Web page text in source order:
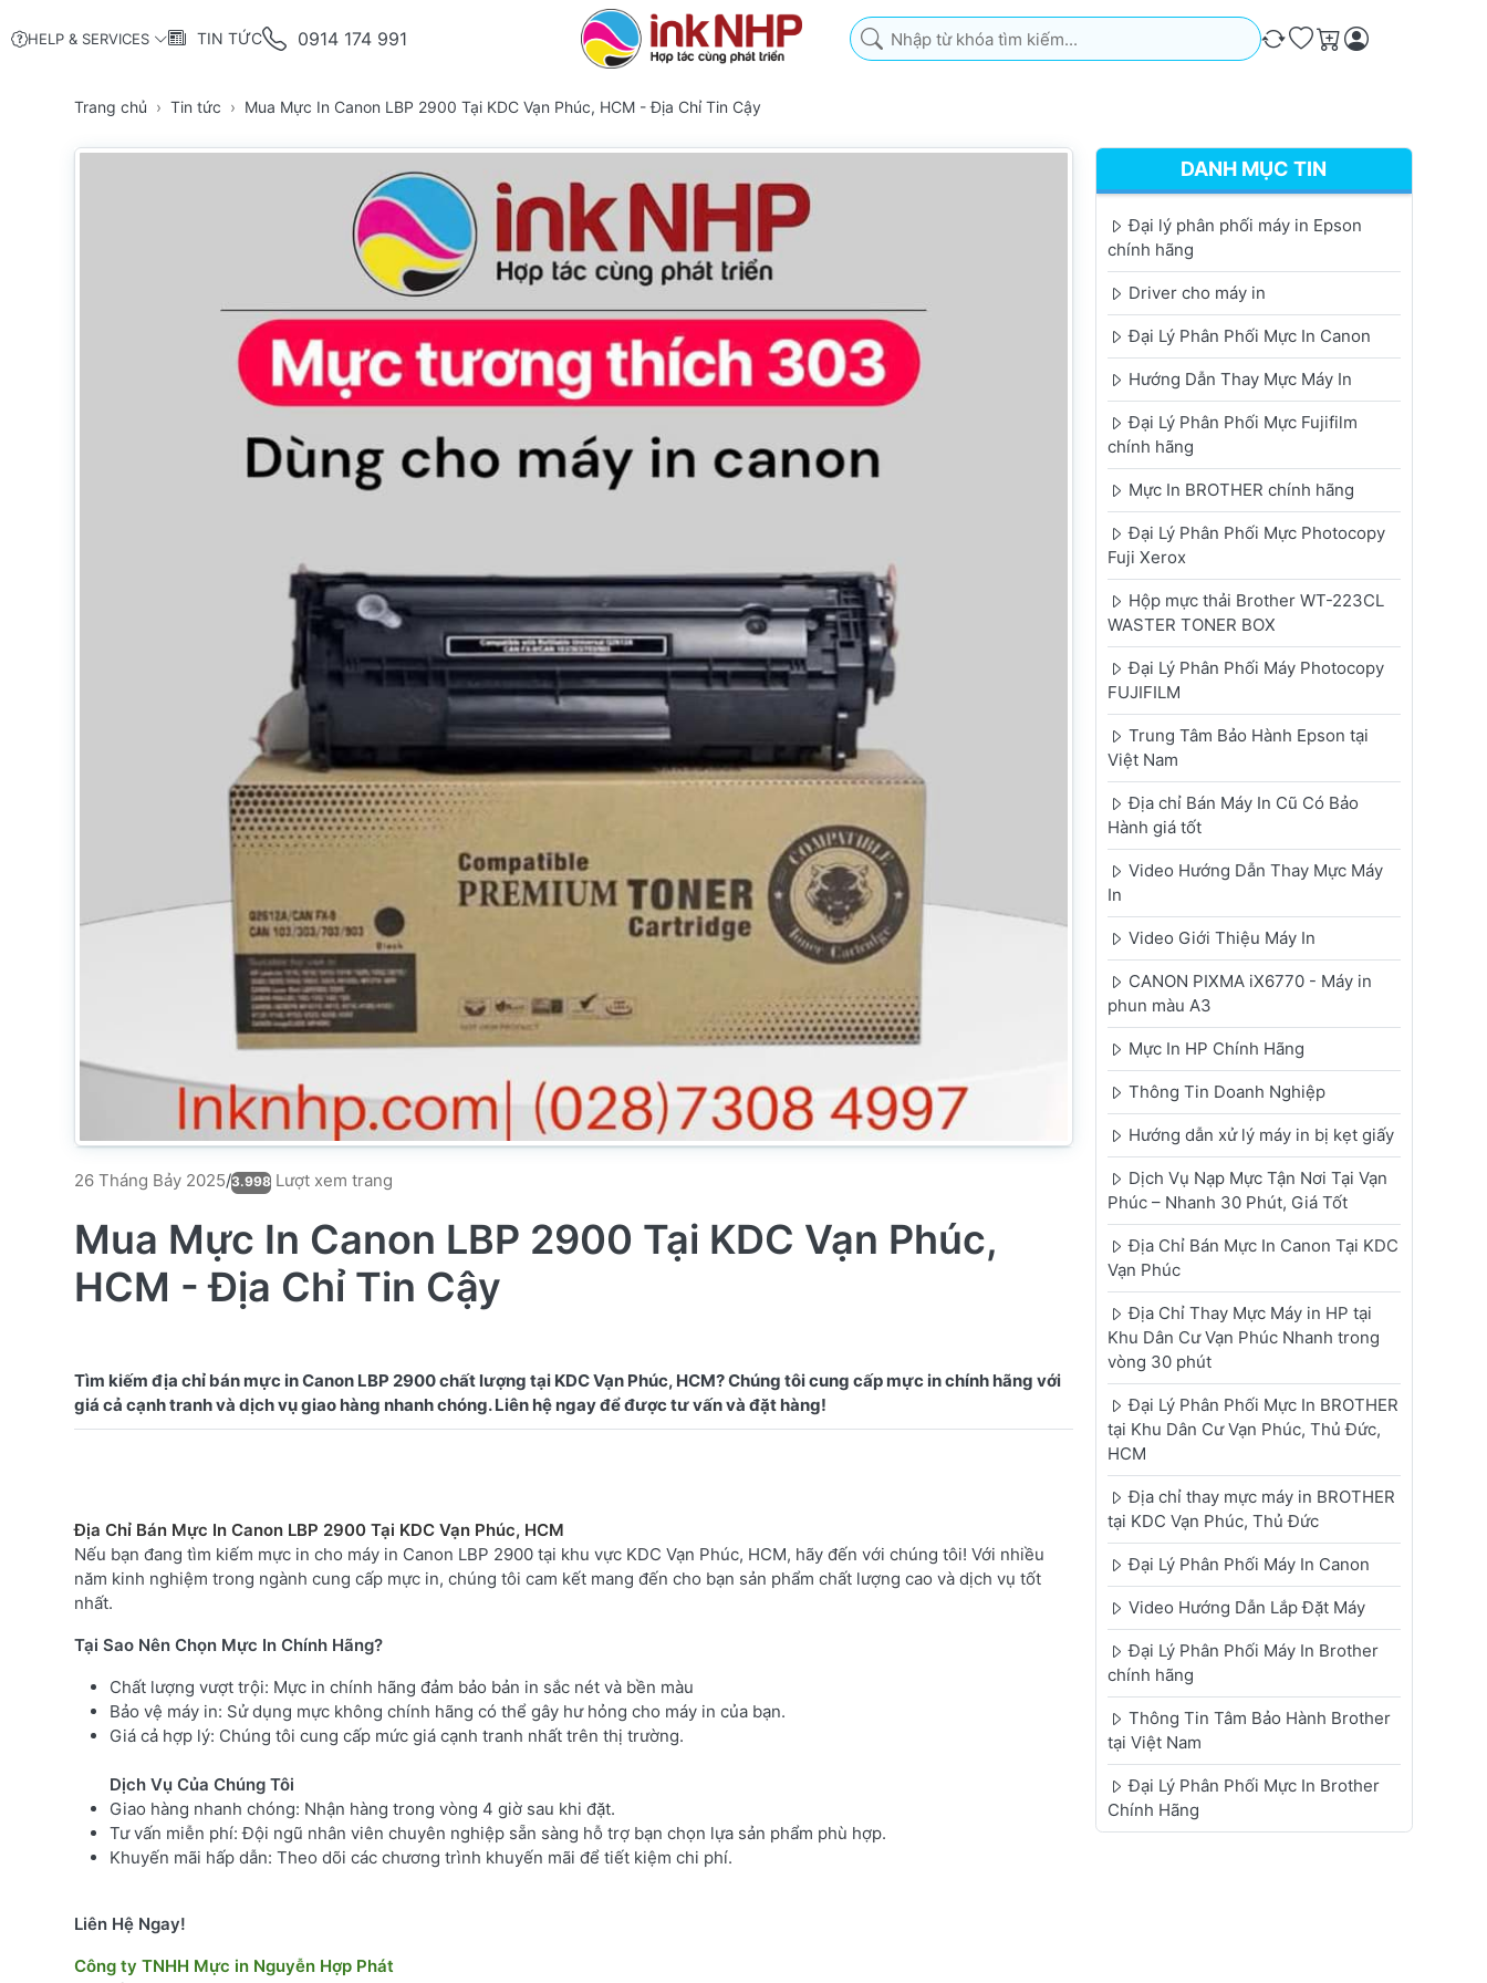
HELP & SERVICES TIN TỨC 0914 174 991
Nhập từ khóa tìm kiếm. Kết quả sẽ tự động xuất hiện khi bạn nhập. Nhấn phím
So sánh
Ưa thích
Giỏ hàng
Trang chủ Tin tức Mua Mực In Canon LBP 2900 Tại KDC Vạn Phúc, HCM - Địa Chỉ Tin Cậy
26 Tháng Bảy 2025/3.998 Lượt xem trang
Mua Mực In Canon LBP 2900 Tại KDC Vạn Phúc,
HCM - Địa Chỉ Tin Cậy
Tìm kiếm địa chỉ bán mực in Canon LBP 2900 chất lượng tại KDC Vạn Phúc, HCM? Chúng tôi cung cấp mực in chính hãng với
Địa Chỉ Bán Mực In Canon LBP 2900 Tại KDC Vạn Phúc, HCM
Nếu bạn đang tìm kiếm mực in cho máy in Canon LBP 2900 tại khu vực KDC Vạn Phúc, HCM, hãy đến với chúng tôi! Với nhiều
năm kinh nghiệm trong ngành cung cấp mực in, chúng tôi cam kết mang đến cho bạn sản phẩm chất lượng cao và dịch vụ tốt
nhất.
Tại Sao Nên Chọn Mực In Chính Hãng?
Chất lượng vượt trội: Mực in chính hãng đảm bảo bản in sắc nét và bền màu
Bảo vệ máy in: Sử dụng mực không chính hãng có thể gây hư hỏng cho máy in của bạn.
Giá cả hợp lý: Chúng tôi cung cấp mức giá cạnh tranh nhất trên thị trường.
Dịch Vụ Của Chúng Tôi
Giao hàng nhanh chóng: Nhận hàng trong vòng 4 giờ sau khi đặt.
Tư vấn miễn phí: Đội ngũ nhân viên chuyên nghiệp sẵn sàng hỗ trợ bạn chọn lựa sản phẩm phù hợp.
Khuyến mãi hấp dẫn: Theo dõi các chương trình khuyến mãi để tiết kiệm chi phí.
Liên Hệ Ngay!
Công ty TNHH Mực in Nguyễn Hợp Phát
DANH MỤC TIN
Đại lý phân phối máy in Epson
chính hãng
Driver cho máy in
Đại Lý Phân Phối Mực In Canon
Hướng Dẫn Thay Mực Máy In
Đại Lý Phân Phối Mực Fujifilm
chính hãng
Mực In BROTHER chính hãng
Đại Lý Phân Phối Mực Photocopy
Fuji Xerox
Hộp mực thải Brother WT-223CL
WASTER TONER BOX
Đại Lý Phân Phối Máy Photocopy
FUJIFILM
Trung Tâm Bảo Hành Epson tại
Việt Nam
Địa chỉ Bán Máy In Cũ Có Bảo
Hành giá tốt
Video Hướng Dẫn Thay Mực Máy
In
Video Giới Thiệu Máy In
CANON PIXMA iX6770 - Máy in
phun màu A3
Mực In HP Chính Hãng
Thông Tin Doanh Nghiệp
Hướng dẫn xử lý máy in bị kẹt giấy
Dịch Vụ Nạp Mực Tận Nơi Tại Vạn
Phúc – Nhanh 30 Phút, Giá Tốt
Địa Chỉ Bán Mực In Canon Tại KDC
Vạn Phúc
Địa Chỉ Thay Mực Máy in HP tại
Khu Dân Cư Vạn Phúc Nhanh trong
vòng 30 phút
Đại Lý Phân Phối Mực In BROTHER
tại Khu Dân Cư Vạn Phúc, Thủ Đức,
HCM
Địa chỉ thay mực máy in BROTHER
tại KDC Vạn Phúc, Thủ Đức
Đại Lý Phân Phối Máy In Canon
Video Hướng Dẫn Lắp Đặt Máy
Đại Lý Phân Phối Máy In Brother
chính hãng
Thông Tin Tâm Bảo Hành Brother
tại Việt Nam
Đại Lý Phân Phối Mực In Brother
Chính Hãng